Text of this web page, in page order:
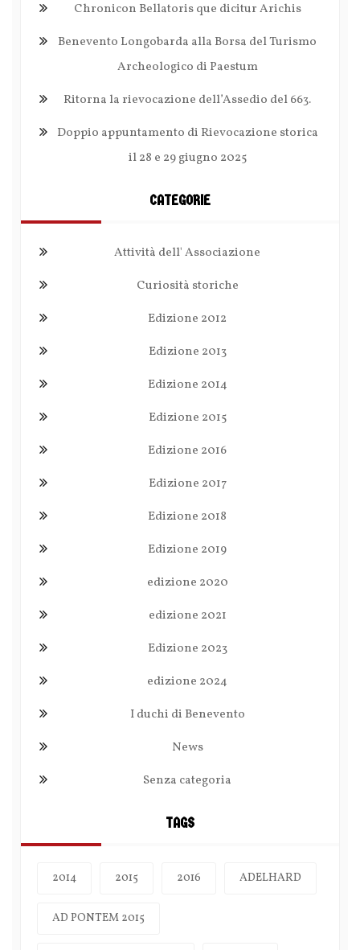
Chronicon Bellatoris que dicitur Arichis
Benevento Longobarda alla Borsa del Turismo
Archeologico di Paestum
Ritorna la rievocazione dell’Assedio del 663.
Doppio appuntamento di Rievocazione storica
il 28 e 29 giugno 2025
CATEGORIE
Attività dell' Associazione
Curiosità storiche
Edizione 2012
Edizione 2013
Edizione 2014
Edizione 2015
Edizione 2016
Edizione 2017
Edizione 2018
Edizione 2019
edizione 2020
edizione 2021
Edizione 2023
edizione 2024
I duchi di Benevento
News
Senza categoria
TAGS
2014 2015 2016 ADELHARD
AD PONTEM 2015